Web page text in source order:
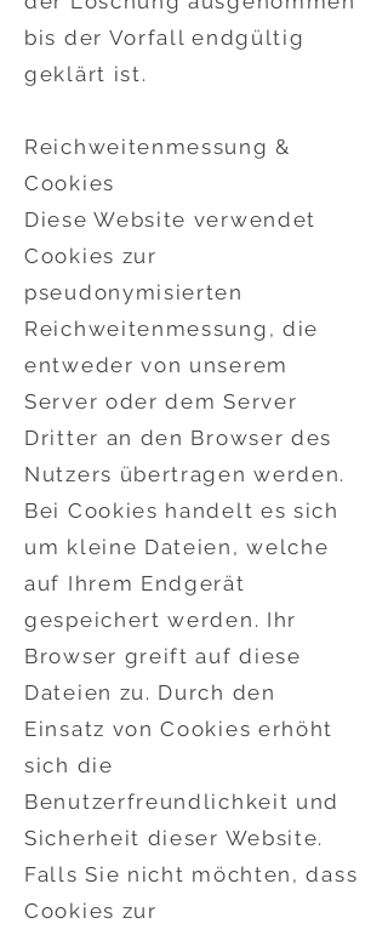
bis der Vorfall endgültig
geklärt ist.
Reichweitenmessung &
Cookies
Diese Website verwendet
Cookies zur
pseudonymisierten
Reichweitenmessung, die
entweder von unserem
Server oder dem Server
Dritter an den Browser des
Nutzers übertragen werden.
Bei Cookies handelt es sich
um kleine Dateien, welche
auf Ihrem Endgerät
gespeichert werden. Ihr
Browser greift auf diese
Dateien zu. Durch den
Einsatz von Cookies erhöht
sich die
Benutzerfreundlichkeit und
Sicherheit dieser Website.
Falls Sie nicht möchten, dass
Cookies zur